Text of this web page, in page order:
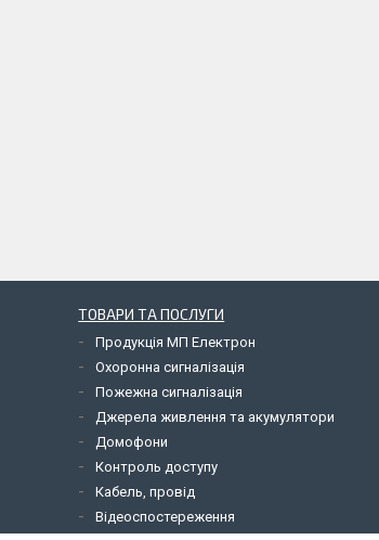
ТОВАРИ ТА ПОСЛУГИ
Продукція МП Електрон
Охоронна сигналізація
Пожежна сигналізація
Джерела живлення та акумулятори
Домофони
Контроль доступу
Кабель, провід
Відеоспостереження